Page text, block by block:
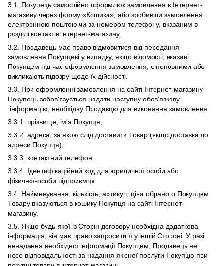
3.1. Покупець самостійно оформлює замовлення в Інтернет-
магазину через форму «Кошика», або зробивши замовлення
електронною поштою чи за номером телефону, вказаним в
розділі контактів Інтернет-магазину.
3.2. Продавець має право відмовитися від передання
замовлення Покупцеві у випадку, якщо відомості, вказані
Покупцем під час оформлення замовлення, є неповними або
викликають підозру щодо їх дійсності.
3.3. При оформленні замовлення на сайті Інтернет-магазину
Покупець зобов'язується надати наступну обов’язкову
інформацію, необхідну Продавцю для виконання замовлення:
3.3.1. прізвище, ім'я Покупця;
3.3.2. адреса, за якою слід доставити Товар (якщо доставка до
адреси Покупця);
3.3.3. контактний телефон.
3.3.4. Ідентифікаційний код для юридичної особи або
фізичної-особи підприємця.
3.4. Найменування, кількість, артикул, ціна обраного Покупцем
Товару вказуються в кошику Покупця на сайті Інтернет-
магазину.
3.5. Якщо будь-якої із Сторін договору необхідна додаткова
інформація, він має право запросити її у іншій Стороні. У разі
ненадання необхідної інформації Покупцем, Продавець не
несе відповідальності за надання якісної послуги Покупцю при